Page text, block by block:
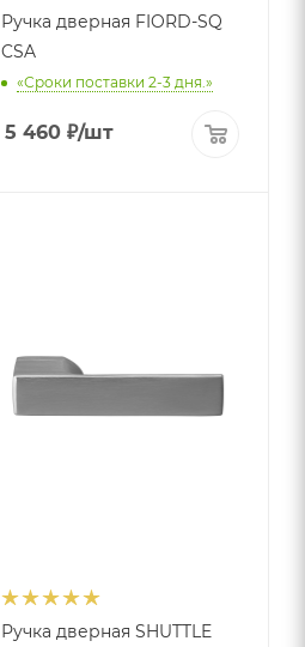
Ручка дверная FIORD-SQ
CSA
«Сроки поставки 2-3 дня.»
5 460₽/шт
Ручка дверная SHUTTLE